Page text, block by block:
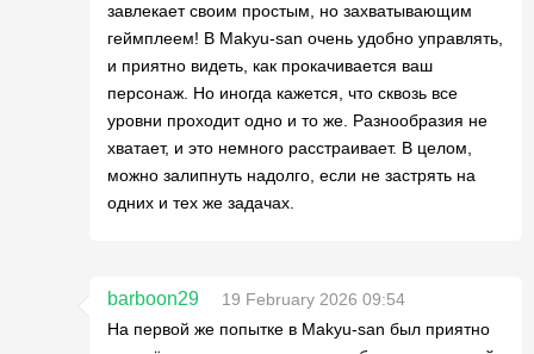
завлекает своим простым, но захватывающим
геймплеем! В Makyu-san очень удобно управлять,
и приятно видеть, как прокачивается ваш
персонаж. Но иногда кажется, что сквозь все
уровни проходит одно и то же. Разнообразия не
хватает, и это немного расстраивает. В целом,
можно залипнуть надолго, если не застрять на
одних и тех же задачах.
barboon29
19 February 2026 09:54
На первой же попытке в Makyu-san был приятно